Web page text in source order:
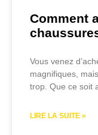
Comment
Vous venez
magnifiques,
trop. Que ce soit
LIRE LA SUITE »